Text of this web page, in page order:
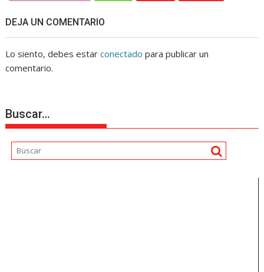
DEJA UN COMENTARIO
Lo siento, debes estarconectado para publicar un
comentario.
Buscar…